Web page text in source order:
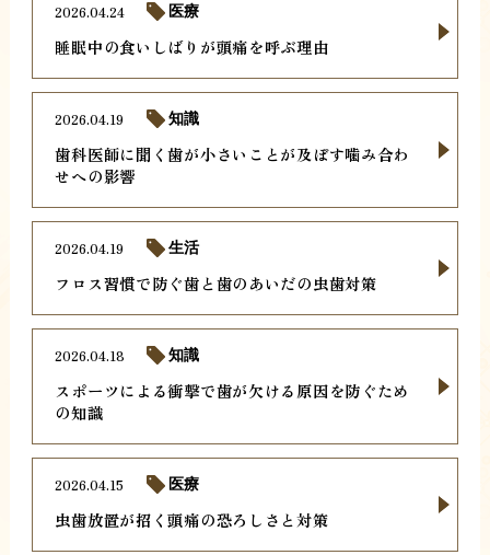
睡眠中の食いしばりが頭痛を呼ぶ理由
2026.04.24 医療
歯科医師に聞く歯が小さいことが及ぼす噛み合わ
せへの影響
2026.04.19 知識
フロス習慣で防ぐ歯と歯のあいだの虫歯対策
2026.04.19 生活
スポーツによる衝撃で歯が欠ける原因を防ぐため
の知識
2026.04.18 知識
虫歯放置が招く頭痛の恐ろしさと対策
2026.04.15 医療